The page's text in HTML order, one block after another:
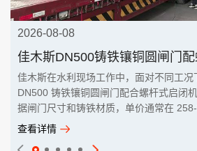
2026-08-08
佳木斯在水利现场工作中，面对不同工况
DN500 铸铁镶铜圆闸门配合螺杆式启闭
据闸门尺寸和铸铁材质，单价通常在
···
查看详情